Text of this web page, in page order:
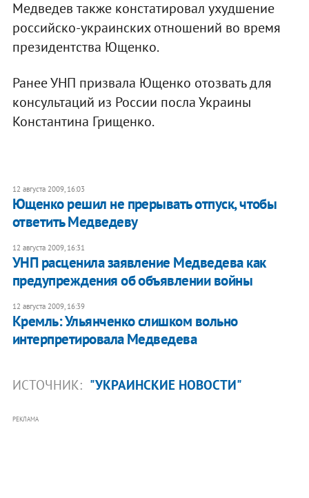
Медведев также констатировал ухудшение
российско-украинских отношений во время
президентства Ющенко.
Ранее УНП призвала Ющенко отозвать для
консультаций из России посла Украины
Константина Грищенко.
12 августа 2009, 16:03
Ющенко решил не прерывать отпуск, чтобы
ответить Медведеву
12 августа 2009, 16:31
УНП расценила заявление Медведева как
предупреждения об объявлении войны
12 августа 2009, 16:39
Кремль: Ульянченко слишком вольно
интерпретировала Медведева
ИСТОЧНИК: "УКРАИНСКИЕ НОВОСТИ"
РЕКЛАМА